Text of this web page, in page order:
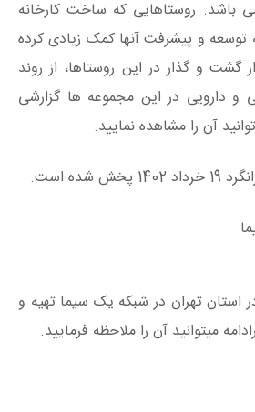
باشد. روستا‌هایی که ساخت کارخانه
توسعه و پیشرفت آنها کمک زیادی کرده
گشت و گذار در این روستا‌ها، از روند
و دارویی در این مجموعه‌ ها گزارشی
آن را مشاهده نمایید.
شده است.
استان تهران در شبکه یک سیما تهیه و
میتوانید آن را ملاحظه فرمایید.